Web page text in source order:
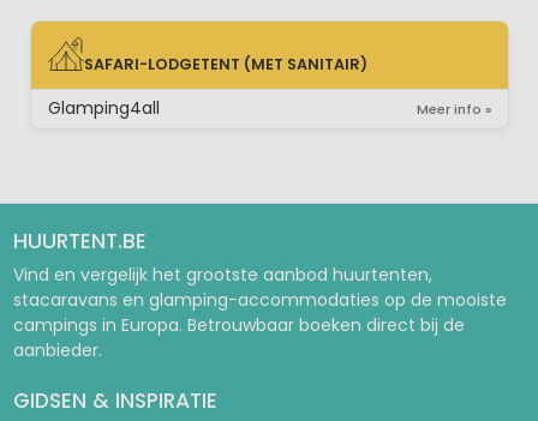
SAFARI-LODGETENT (MET SANITAIR)
SAFARI-LODGETENT (MET SANITAIR)
Glamping4all Meer info »
HUURTENT.BE
Vind en vergelijk het grootste aanbod huurtenten,
stacaravans en glamping-accommodaties op de mooiste
campings in Europa. Betrouwbaar boeken direct bij de
aanbieder.
GIDSEN & INSPIRATIE